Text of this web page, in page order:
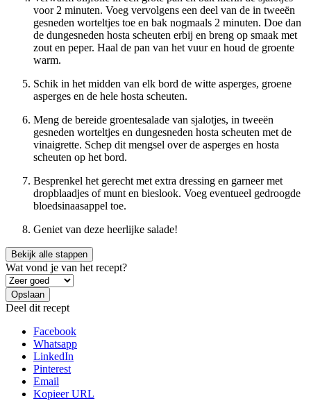
voor 2 minuten. Voeg vervolgens een deel van de in tweeën
gesneden worteltjes toe en bak nogmaals 2 minuten. Doe dan
de dungesneden hosta scheuten erbij en breng op smaak met
zout en peper. Haal de pan van het vuur en houd de groente
warm.
Schik in het midden van elk bord de witte asperges, groene
asperges en de hele hosta scheuten.
Meng de bereide groentesalade van sjalotjes, in tweeën
gesneden worteltjes en dungesneden hosta scheuten met de
vinaigrette. Schep dit mengsel over de asperges en hosta
scheuten op het bord.
Besprenkel het gerecht met extra dressing en garneer met
dropblaadjes of munt en bieslook. Voeg eventueel gedroogde
bloedsinaasappel toe.
Geniet van deze heerlijke salade!
Bekijk alle stappen
Wat vond je van het recept?
Deel dit recept
Facebook
Whatsapp
LinkedIn
Pinterest
Email
Kopieer URL